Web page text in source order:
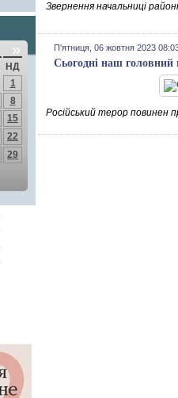
»
НД
1
8
15
22
29
Звернення начальниці
П'ятниця, 06 жовтня 2023
Сьогодні наш головний
Російський терор повинен